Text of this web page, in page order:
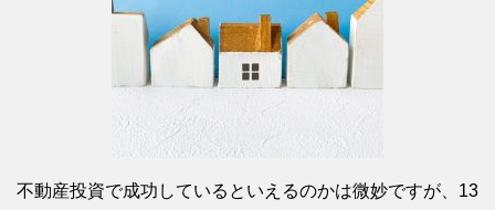
不動産投資で成功しているといえるのかは微妙ですが、13